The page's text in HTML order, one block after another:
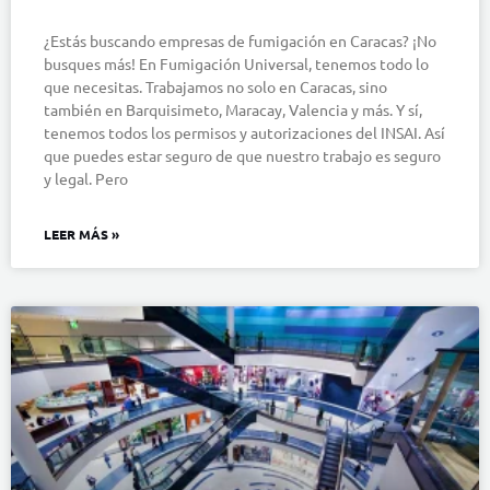
¿Estás buscando empresas de fumigación en Caracas? ¡No
busques más! En Fumigación Universal, tenemos todo lo
que necesitas. Trabajamos no solo en Caracas, sino
también en Barquisimeto, Maracay, Valencia y más. Y sí,
tenemos todos los permisos y autorizaciones del INSAI. Así
que puedes estar seguro de que nuestro trabajo es seguro
y legal. Pero
LEER MÁS »